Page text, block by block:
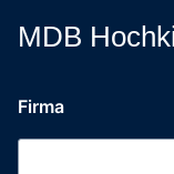
MDB
Anrede
Trägerfahrzeug
Firma